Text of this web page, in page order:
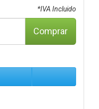
*IVA Incluido
Comprar